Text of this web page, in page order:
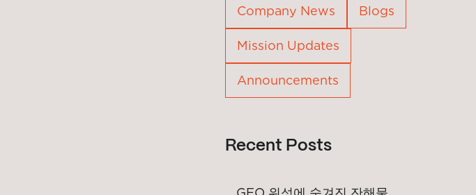
Company News Blogs
Mission Updates
Announcements
Recent Posts